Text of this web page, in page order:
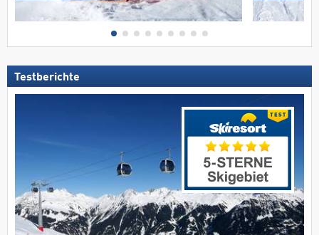
Testberichte